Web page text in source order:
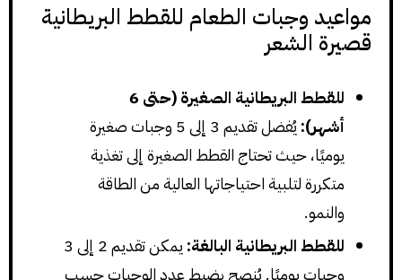
مواعيد وجبات الطعام للقطط البريطانية
قصيرة الشعر
للقطط البريطانية الصغيرة (حتى 6
أشهر):
يُفضل تقديم 3 إلى 5 وجبات صغيرة
يوميًا، حيث تحتاج القطط الصغيرة إلى تغذية
متكررة لتلبية احتياجاتها العالية من الطاقة
والنمو.
للقطط البريطانية البالغة:
يمكن تقديم 2 إلى 3
وجبات يوميًا. يُنصح بضبط عدد الوجبات حسب